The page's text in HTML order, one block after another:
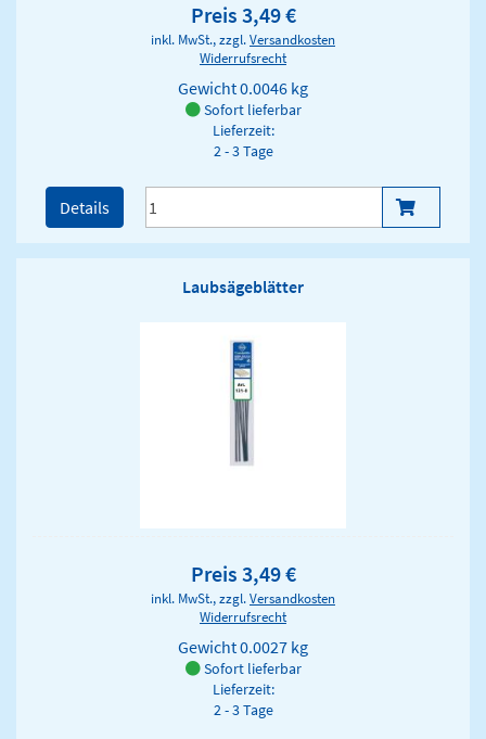
Preis 3,49 €
inkl. MwSt., zzgl.Versandkosten
Widerrufsrecht
Gewicht0.0046 kg
Sofort lieferbar
Lieferzeit:
2 - 3 Tage
Details
Laubsägeblätter
Preis 3,49 €
inkl. MwSt., zzgl.Versandkosten
Widerrufsrecht
Gewicht0.0027 kg
Sofort lieferbar
Lieferzeit:
2 - 3 Tage